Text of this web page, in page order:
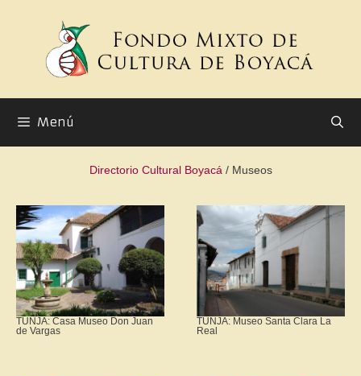
Menú
Directorio Cultural Boyacá / Museos
TUNJA: Casa Museo Don Juan
de Vargas
TUNJA: Museo Santa Clara La
Real